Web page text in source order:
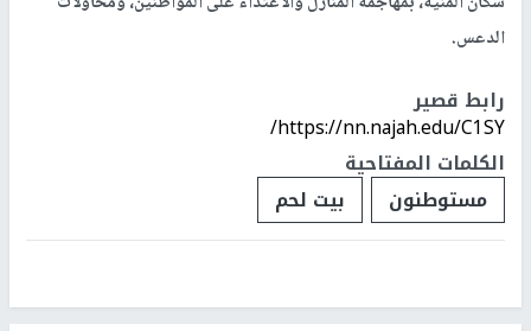
الدعس.
رابط قصير
https://nn.najah.edu/C1SY/
الكلمات المفتاحية
مستوطنون
بيت لحم